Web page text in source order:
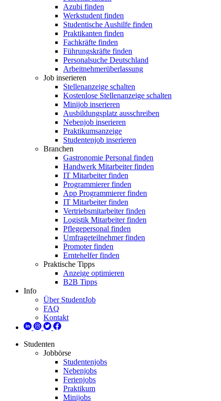
Azubi finden
Werkstudent finden
Studentische Aushilfe finden
Praktikanten finden
Fachkräfte finden
Führungskräfte finden
Personalsuche Deutschland
Arbeitnehmerüberlassung
Job inserieren
Stellenanzeige schalten
Kostenlose Stellenanzeige schalten
Minijob inserieren
Ausbildungsplatz ausschreiben
Nebenjob inserieren
Praktikumsanzeige
Studentenjob inserieren
Branchen
Gastronomie Personal finden
Handwerk Mitarbeiter finden
IT Mitarbeiter finden
Programmierer finden
App Programmierer finden
IT Mitarbeiter finden
Vertriebsmitarbeiter finden
Logistik Mitarbeiter finden
Pflegepersonal finden
Umfrageteilnehmer finden
Promoter finden
Erntehelfer finden
Praktische Tipps
Anzeige optimieren
B2B Tipps
Info
Über StudentJob
FAQ
Kontakt
Studenten
Jobbörse
Studentenjobs
Nebenjobs
Ferienjobs
Praktikum
Minijobs